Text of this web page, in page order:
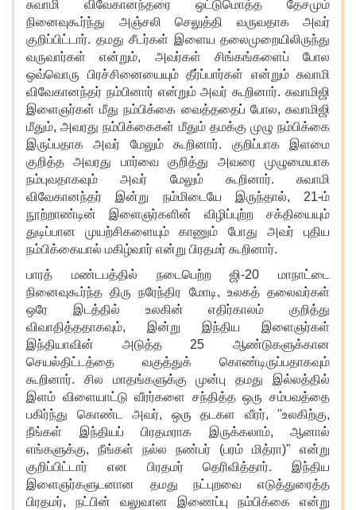
சுவாமி விவேகானந்தரை ஒட்டுமொத்த தேசமும்
நினைவுகூர்ந்து அஞ்சலி செலுத்தி வருவதாக அவர்
குறிப்பிட்டார். தமது சீடர்கள் இளைய தலைமுறையிலிருந்து
வருவார்கள் என்றும், அவர்கள் சிங்கங்களைப் போல
ஒவ்வொரு பிரச்சினையையும் தீர்ப்பார்கள் என்றும் சுவாமி
விவேகானந்தர் நம்பினார் என்றும் அவர் கூறினார். சுவாமிஜி
இளைஞர்கள் மீது நம்பிக்கை வைத்ததைப் போல, சுவாமிஜி
மீதும், அவரது நம்பிக்கைகள் மீதும் தமக்கு முழு நம்பிக்கை
இருப்பதாக அவர் மேலும் கூறினார். குறிப்பாக இளமை
குறித்த அவரது பார்வை குறித்து அவரை முழுமையாக
நம்புவதாகவும் அவர் மேலும் கூறினார். சுவாமி
விவேகானந்தர் இன்று நம்மிடையே இருந்தால், 21-ம்
நூற்றாண்டின் இளைஞர்களின் விழிப்புற்ற சக்தியையும்
துடிப்பான முயற்சிகளையும் காணும் போது அவர் புதிய
நம்பிக்கையால் மகிழ்வார் என்று பிரதமர் கூறினார்.
பாரத் மண்டபத்தில் நடைபெற்ற ஜி-20 மாநாட்டை
நினைவுகூர்ந்த திரு நரேந்திர மோடி, உலகத் தலைவர்கள்
ஒரே இடத்தில் உலகின் எதிர்காலம் குறித்து
விவாதித்ததாகவும், இன்று இந்திய இளைஞர்கள்
இந்தியாவின் அடுத்த 25 ஆண்டுகளுக்கான
செயல்திட்டத்தை வகுத்துக் கொண்டிருப்பதாகவும்
கூறினார். சில மாதங்களுக்கு முன்பு தமது இல்லத்தில்
இளம் விளையாட்டு வீரர்களை சந்தித்த ஒரு சம்பவத்தை
பகிர்ந்து கொண்ட அவர், ஒரு தடகள வீரர், "உலகிற்கு,
நீங்கள் இந்தியப் பிரதமராக இருக்கலாம், ஆனால்
எங்களுக்கு, நீங்கள் நல்ல நண்பர் (பரம் மித்ரா)" என்று
குறிப்பிட்டார் என பிரதமர் தெரிவித்தார். இந்திய
இளைஞர்களுடனான தமது நட்புறவை எடுத்துரைத்த
பிரதமர், நட்பின் வலுவான இணைப்பு நம்பிக்கை என்று